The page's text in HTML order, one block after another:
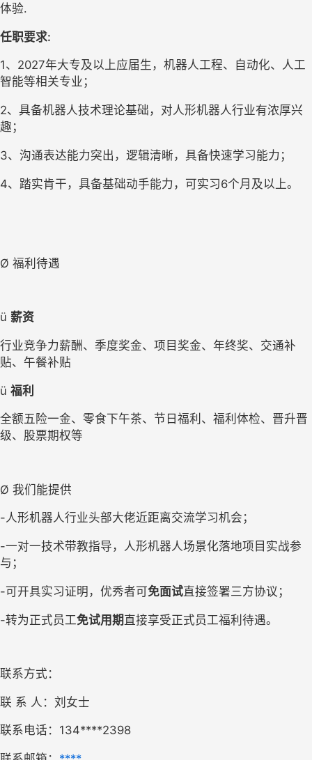
体验.
任职要求:
1、 2027年大专及以上应届生，机器人工程、自动化、人工
智能等相关专业；
2、 具备机器人技术理论基础，对人形机器人行业有浓厚兴
趣；
3、 沟通表达能力突出，逻辑清晰，具备快速学习能力；
4、 踏实肯干，具备基础动手能力，可实习6个月及以上。
Ø 福利待遇
ü 薪资
行业竞争力薪酬、季度奖金、项目奖金、年终奖、交通补
贴、午餐补贴
ü 福利
全额五险一金、 零食下午茶、 节日福利、 福利体检、 晋升晋
级、 股票期权等
Ø 我们能提供
-人形机器人行业头部大佬近距离交流学习机会；
-一对一技术带教指导，人形机器人场景化落地项目实战参
与 ；
-可开具实习证明，优秀者可免面试直接签署三方协议 ；
-转为正式员工免试用期直接享受正式员工福利待遇。
联系方式：
联 系 人： 刘女士
联系电话： 134****2398